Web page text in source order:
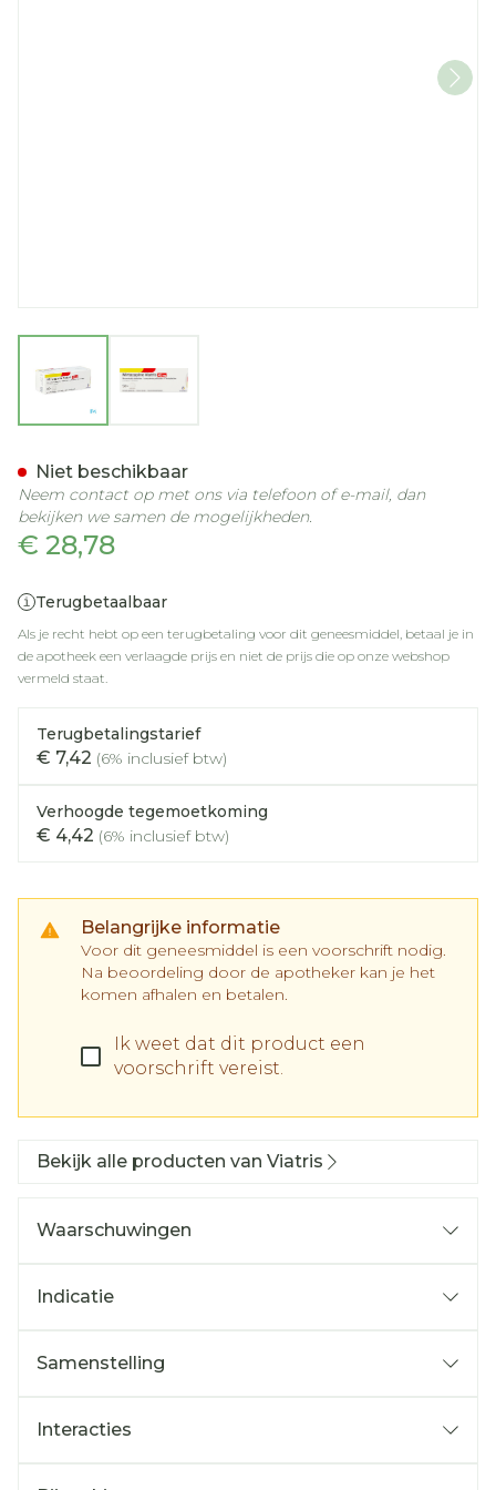
€ 28,78
Terugbetaalbaar
Als je recht hebt op een terugbetaling voor dit geneesmiddel, betaal je in
de apotheek een verlaagde prijs en niet de prijs die op onze webshop
vermeld staat.
Terugbetalingstarief
€ 7,42 (6% inclusief btw)
Verhoogde tegemoetkoming
€ 4,42 (6% inclusief btw)
Belangrijke informatie
Voor dit geneesmiddel is een voorschrift nodig.
Na beoordeling door de apotheker kan je het
komen afhalen en betalen.
Ik weet dat dit product een
voorschrift vereist.
Niet beschikbaar
Neem contact op met ons via telefoon of e-mail, dan
bekijken we samen de mogelijkheden.
Bekijk alle producten van Viatris
Waarschuwingen
Indicatie
Samenstelling
Interacties